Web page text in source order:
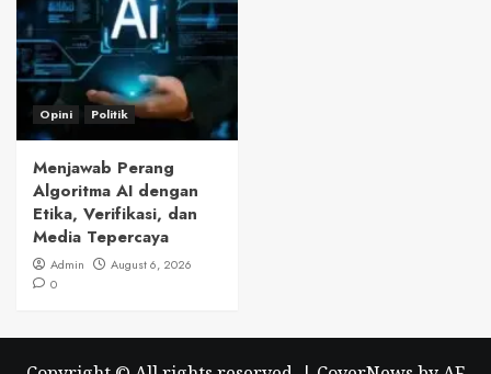
Opini Politik
Menjawab Perang
Algoritma AI dengan
Etika, Verifikasi, dan
Media Tepercaya
Admin
August 6, 2026
0